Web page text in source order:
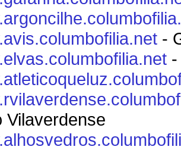
-
Vilaverdense